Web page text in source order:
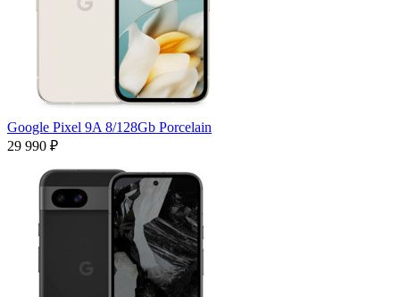
Google Pixel 9A 8/128Gb Porcelain
29 990 ₽